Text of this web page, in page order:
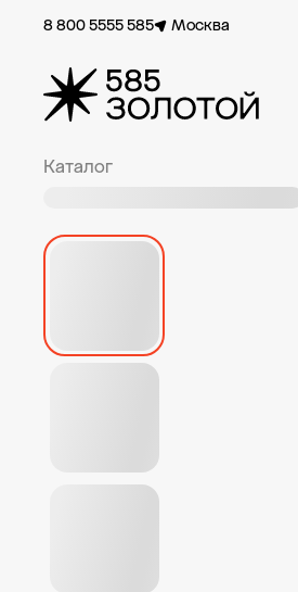
8 800 5555 585 Москва
Каталог